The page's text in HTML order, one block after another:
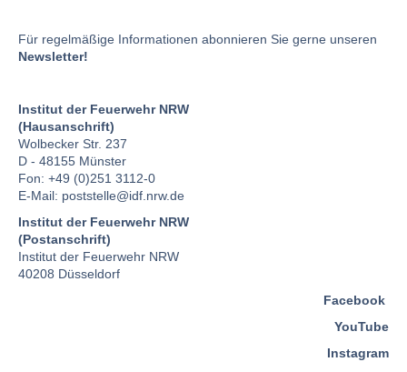
Für regelmäßige Informationen abonnieren Sie gerne unseren
Newsletter!
Institut der Feuerwehr NRW
(Hausanschrift)
Wolbecker Str. 237
D - 48155 Münster
Fon: +49 (0)251 3112-0
E-Mail: poststelle@idf.nrw.de
Institut der Feuerwehr NRW
(Postanschrift)
Institut der Feuerwehr NRW
40208 Düsseldorf
Facebook
YouTube
Instagram